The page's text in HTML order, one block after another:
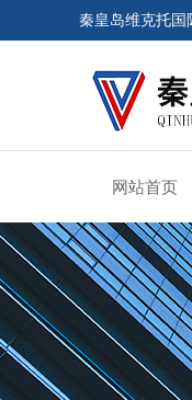
秦皇岛维克托国
网站首页